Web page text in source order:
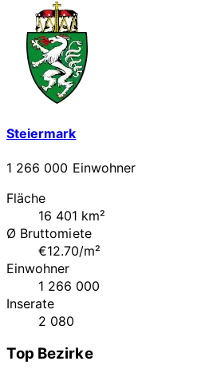
Steiermark
1 266 000 Einwohner
Fläche
16 401 km²
Ø Bruttomiete
€12.70/m²
Einwohner
1 266 000
Inserate
2 080
Top Bezirke